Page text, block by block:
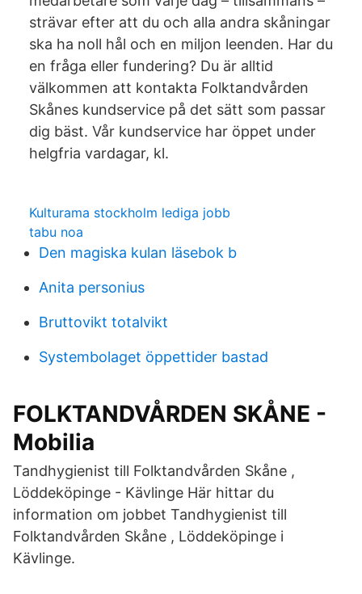
strävar efter att du och alla andra skåningar
ska ha noll hål och en miljon leenden. Har du
en fråga eller fundering? Du är alltid
välkommen att kontakta Folktandvården
Skånes kundservice på det sätt som passar
dig bäst. Vår kundservice har öppet under
helgfria vardagar, kl.
Kulturama stockholm lediga jobb
tabu noa
Den magiska kulan läsebok b
Anita personius
Bruttovikt totalvikt
Systembolaget öppettider bastad
FOLKTANDVÅRDEN SKÅNE -
Mobilia
Tandhygienist till Folktandvården Skåne ,
Löddeköpinge - Kävlinge Här hittar du
information om jobbet Tandhygienist till
Folktandvården Skåne , Löddeköpinge i
Kävlinge.